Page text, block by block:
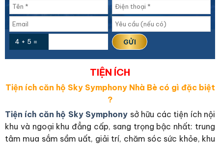
4 + 5 =
TIỆN ÍCH
Tiện ích căn hộ Sky Symphony Nhà Bè có gì đặc biệt
?
Tiện ích căn hộ Sky Symphony sở hữu các tiện ích nội
khu và ngoại khu đẳng cấp, sang trọng bậc nhất: trung
tâm mua sắm sầm uất, giải trí, chăm sóc sức khỏe, khu